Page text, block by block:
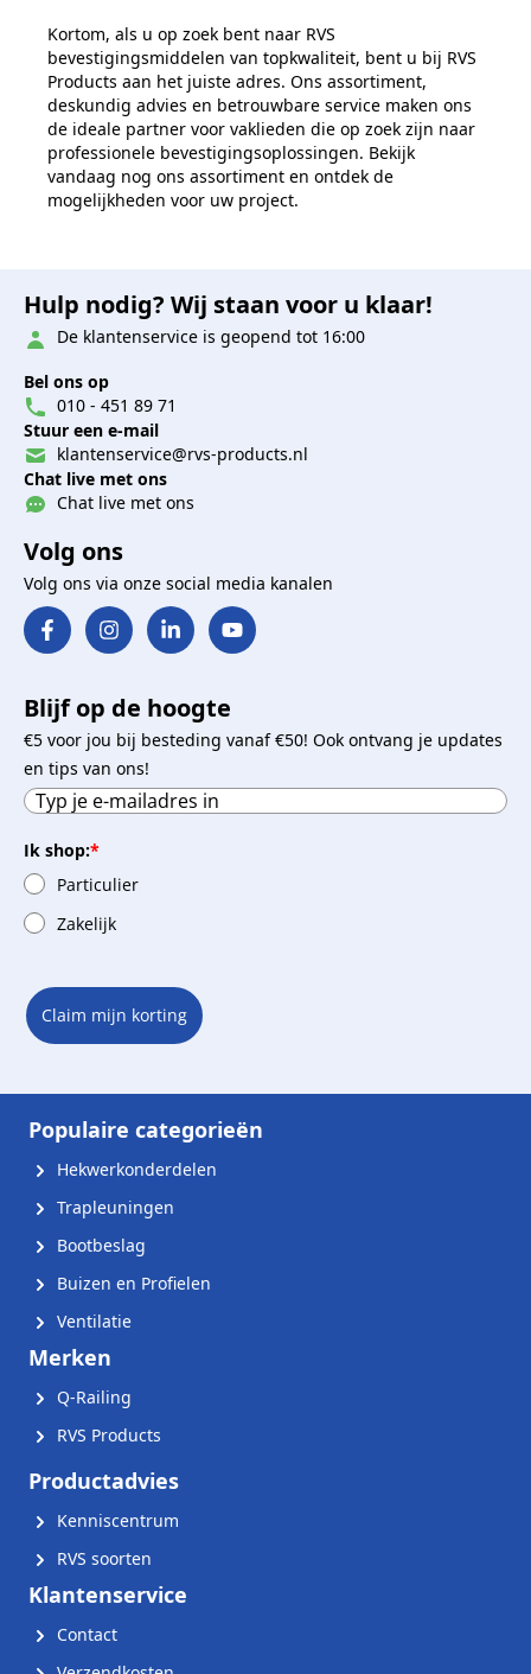
Kortom, als u op zoek bent naar RVS
bevestigingsmiddelen van topkwaliteit, bent u bij RVS
Products aan het juiste adres. Ons assortiment,
deskundig advies en betrouwbare service maken ons
de ideale partner voor vaklieden die op zoek zijn naar
professionele bevestigingsoplossingen. Bekijk
vandaag nog ons assortiment en ontdek de
mogelijkheden voor uw project.
Hulp nodig? Wij staan voor u klaar!
De klantenservice is geopend tot 16:00
Bel ons op
010 - 451 89 71
Stuur een e-mail
klantenservice@rvs-products.nl
Chat live met ons
Chat live met ons
Volg ons
Volg ons via onze social media kanalen
Blijf op de hoogte
€5 voor jou bij besteding vanaf €50! Ook ontvang je updates
en tips van ons!
Ik shop:*
Particulier
Zakelijk
Claim mijn korting
Populaire categorieën
Hekwerkonderdelen
Trapleuningen
Bootbeslag
Buizen en Profielen
Ventilatie
Merken
Q-Railing
RVS Products
Productadvies
Kenniscentrum
RVS soorten
Klantenservice
Contact